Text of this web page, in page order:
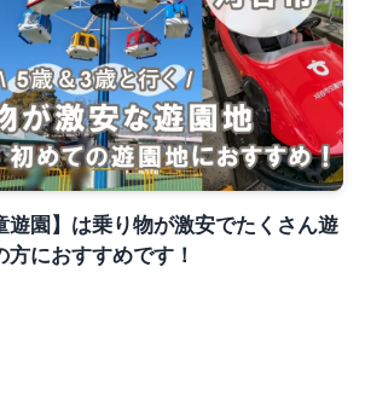
遊園】は乗り物が激安でたくさん遊
におすすめです！